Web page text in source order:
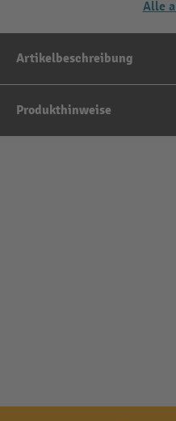
Alle
Artikelbeschreibung
Produkthinweise